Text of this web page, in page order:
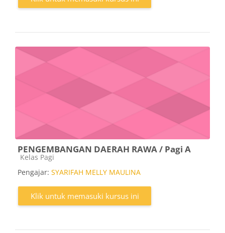
PENGEMBANGAN DAERAH RAWA / Pagi A
Kategori kursus
Kelas Pagi
Pengajar: SYARIFAH MELLY MAULINA
Klik untuk memasuki kursus ini